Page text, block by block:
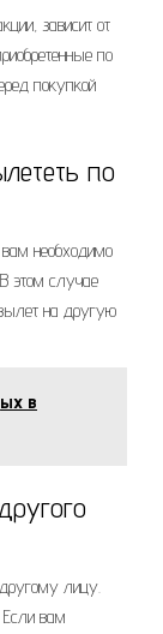
зависит от
по
покупкой
по
необходимо
этом случае
на другую
в
лицу.
Если вам